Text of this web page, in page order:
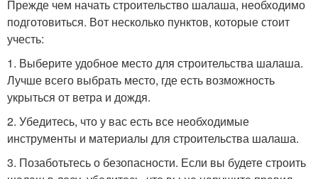
Прежде чем начать строительство шалаша, необходимо
подготовиться. Вот несколько пунктов, которые стоит
учесть:
1. Выберите удобное место для строительства шалаша.
Лучше всего выбрать место, где есть возможность
укрыться от ветра и дождя.
2. Убедитесь, что у вас есть все необходимые
инструменты и материалы для строительства шалаша.
3. Позаботьтесь о безопасности. Если вы будете строить